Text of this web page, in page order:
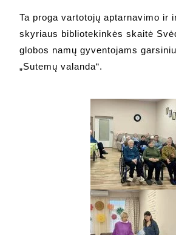
Ta proga vartotojų aptarnavimo ir
skyriaus bibliotekinkės skaitė
globos namų gyventojams
„Sutemų valanda“.